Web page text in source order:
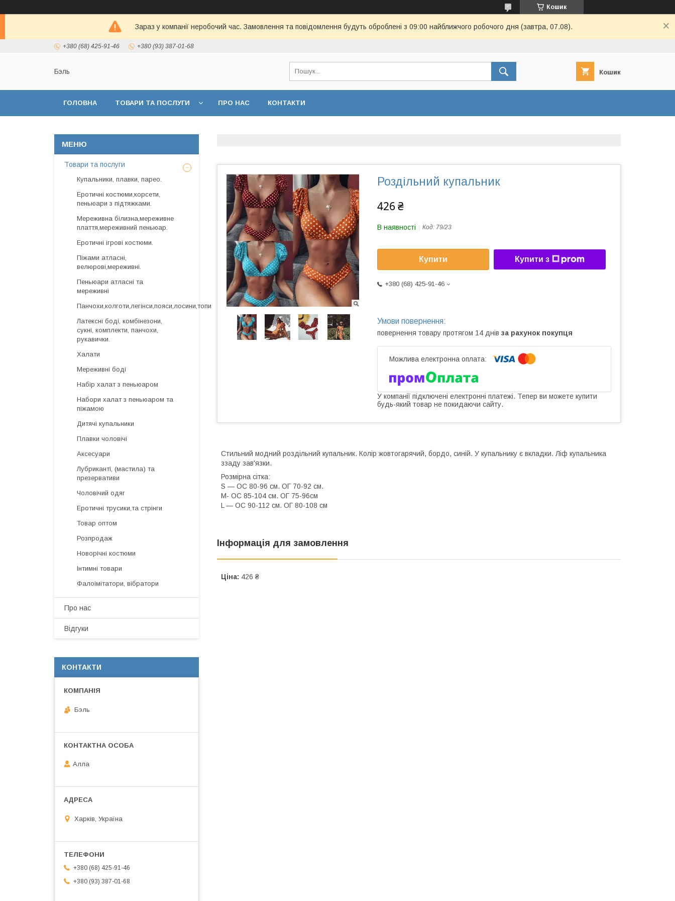
Кошик
Зараз у компанії неробочий час. Замовлення та повідомлення будуть оброблені з 09:00 найближчого робочого дня (завтра, 07.08).
+380 (68) 425-91-46 +380 (93) 387-01-68
Бэль Кошик
ГОЛОВНА ТОВАРИ ТА ПОСЛУГИ ПРО НАС КОНТАКТИ
Роздільний купальник
426 ₴
В наявності Код: 79/23
Купити Купити з
+380 (68) 425-91-46
повернення товару протягом 14 днів за рахунок покупця
У компанії підключені електронні платежі. Тепер ви можете купити
будь-який товар не покидаючи сайту.
Стильний модний роздільний купальник. Колір жовтогарячий, бордо, синій. У купальнику є вкладки. Ліф купальника
ззаду зав'язки.
Розмірна сітка:
S — ОС 80-96 см. ОГ 70-92 см.
M- ОС 85-104 см. ОГ 75-96см
L — ОС 90-112 см. ОГ 80-108 см
Інформація для замовлення
Ціна: 426 ₴
Товари та послуги
Купальники, плавки, парео.
Еротичні костюми,корсети,
пеньюари з підтяжками.
Мереживна білизна,мереживне
плаття,мереживний пеньюар.
Еротичні ігрові костюми.
Піжами атласні,
велюрові,мереживні.
Пеньюари атласні та
мереживні
Панчохи,колготи,легінси,пояси,лосини,топи
Латексні боді, комбінезони,
сукні, комплекти, панчохи,
рукавички.
Халати
Мереживні боді
Набір халат з пеньюаром
Набори халат з пеньюаром та
піжамою
Дитячі купальники
Плавки чоловічі
Аксесуари
Лубриканті, (мастила) та
презервативи
Чоловічий одяг
Еротичні трусики,та стрінги
Товар оптом
Розпродаж
Новорічні костюми
Інтимні товари
Фалоімітатори, вібратори
Про нас
Відгуки
КОНТАКТИ
Бэль
Алла
Харків, Україна
+380 (68) 425-91-46
+380 (93) 387-01-68